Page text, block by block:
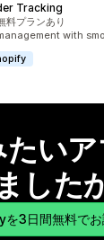
Tracking
3835件
料プランあり
with
いア
ました
を3日間無料で